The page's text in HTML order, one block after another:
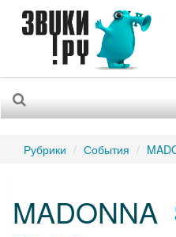
Рубрики События
MADONNA